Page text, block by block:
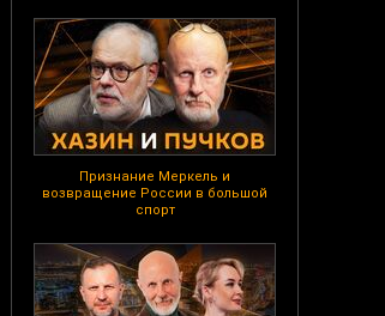
Признание Меркель и
возвращение России в большой
спорт